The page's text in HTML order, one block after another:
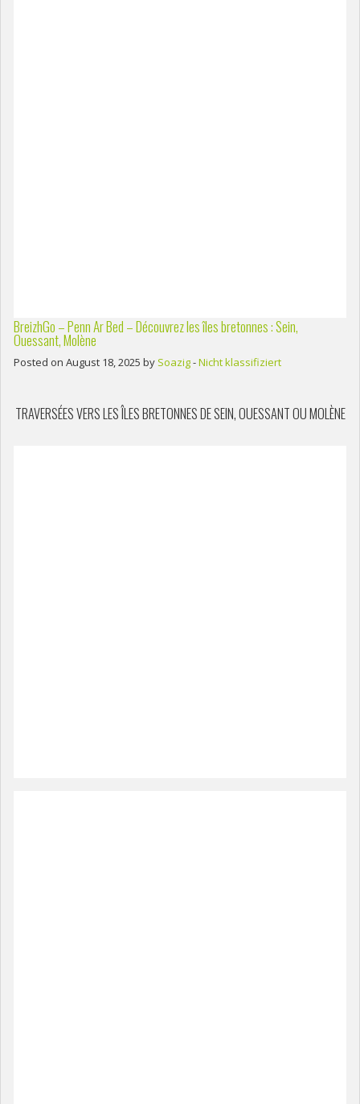
BreizhGo – Penn Ar Bed – Découvrez les îles bretonnes : Sein,
Ouessant, Molène
Posted on August 18, 2025 by Soazig-Nicht klassifiziert
TRAVERSÉES VERS LES ÎLES BRETONNES DE SEIN, OUESSANT OU MOLÈNE